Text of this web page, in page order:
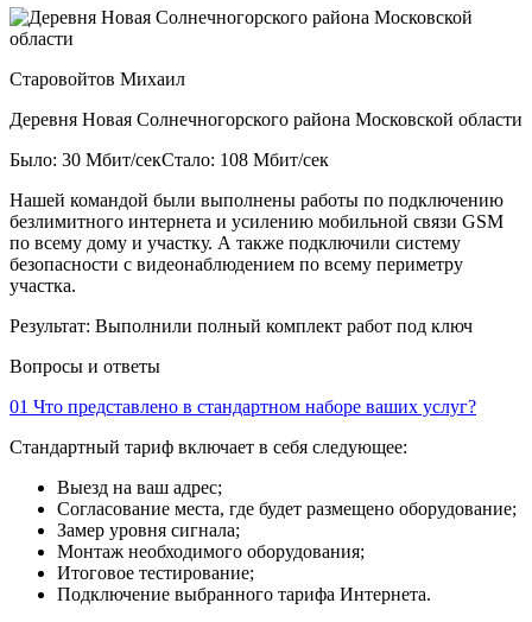
Старовойтов Михаил
Деревня Новая Солнечногорского района Московской области
Было: 30 Мбит/секСтало: 108 Мбит/сек
Нашей командой были выполнены работы по подключению
безлимитного интернета и усилению мобильной связи GSM
по всему дому и участку. А также подключили систему
безопасности с видеонаблюдением по всему периметру
участка.
Результат: Выполнили полный комплект работ под ключ
Вопросы и ответы
01 Что представлено в стандартном наборе ваших услуг?
Стандартный тариф включает в себя следующее:
Выезд на ваш адрес;
Согласование места, где будет размещено оборудование;
Замер уровня сигнала;
Монтаж необходимого оборудования;
Итоговое тестирование;
Подключение выбранного тарифа Интернета.